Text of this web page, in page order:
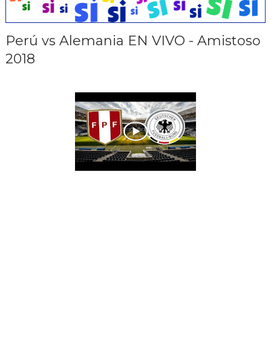
Perú vs Alemania EN VIVO - Amistoso
2018